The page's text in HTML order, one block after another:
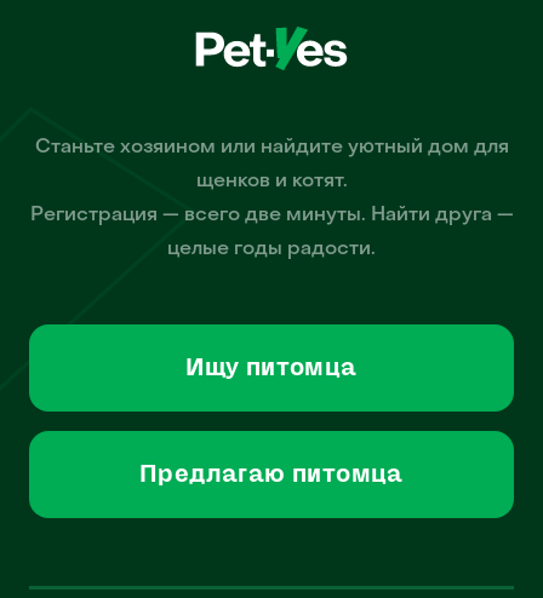
Станьте хозяином или найдите уютный дом для
щенков и котят.
Регистрация — всего две минуты. Найти друга —
целые годы радости.
Ищу питомца
Предлагаю питомца